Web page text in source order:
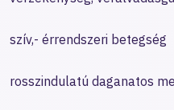
szív,- érrendszeri betegség
rosszindulatú daganatos